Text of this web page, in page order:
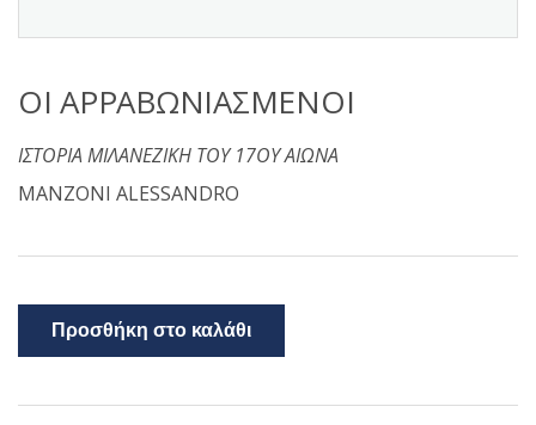
ΟΙ ΑΡΡΑΒΩΝΙΑΣΜΕΝΟΙ
ΙΣΤΟΡΙΑ ΜΙΛΑΝΕΖΙΚΗ ΤΟΥ 17ΟΥ ΑΙΩΝΑ
MANZONI ALESSANDRO
Προσθήκη στο καλάθι